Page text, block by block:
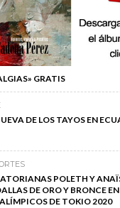
GRATIS
DE LOS TAYOS EN
POLETH Y
DE ORO Y BRONCE
DE TOKIO 2020